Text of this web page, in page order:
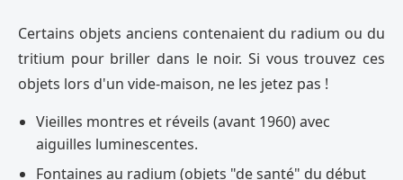
Certains objets anciens contenaient du radium ou du
tritium pour briller dans le noir. Si vous trouvez ces
objets lors d'un vide-maison, ne les jetez pas !
Vieilles montres et réveils (avant 1960) avec
aiguilles luminescentes.
Fontaines au radium (objets "de santé" du début